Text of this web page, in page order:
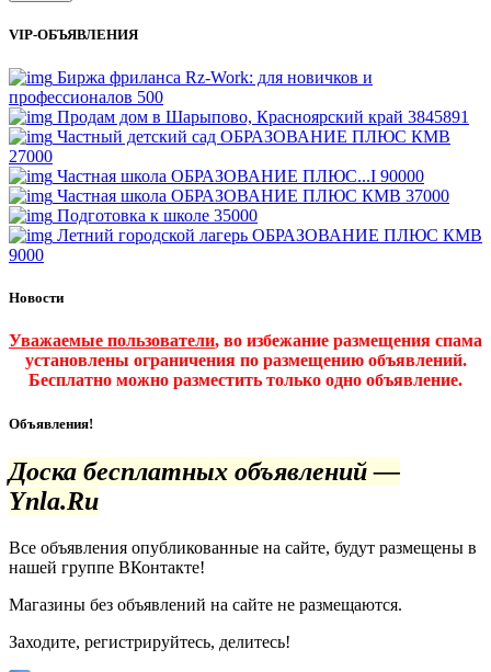
VIP-ОБЪЯВЛЕНИЯ
Биржа фриланса Rz-Work: для новичков и
профессионалов 500
Продам дом в Шарыпово, Красноярский край 3845891
Частный детский сад ОБРАЗОВАНИЕ ПЛЮС КМВ
27000
Частная школа ОБРАЗОВАНИЕ ПЛЮС...I 90000
Частная школа ОБРАЗОВАНИЕ ПЛЮС КМВ 37000
Подготовка к школе 35000
Летний городской лагерь ОБРАЗОВАНИЕ ПЛЮС КМВ
9000
Новости
Уважаемые пользователи, во избежание размещения спама
установлены ограничения по размещению объявлений.
Бесплатно можно разместить только одно объявление.
Объявления!
Доска бесплатных объявлений —
Ynla.Ru
Все объявления опубликованные на сайте, будут размещены в
нашей группе ВКонтакте!
Магазины без объявлений на сайте не размещаются.
Заходите, регистрируйтесь, делитесь!